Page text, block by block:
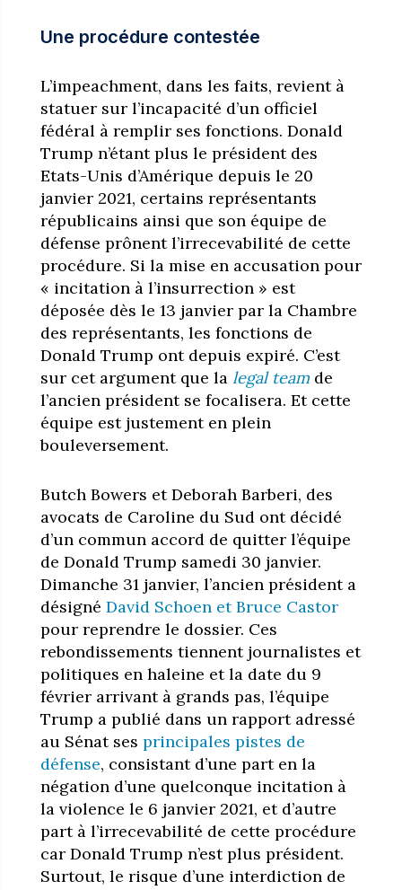
Une procédure contestée
L’impeachment, dans les faits, revient à
statuer sur l’incapacité d’un officiel
fédéral à remplir ses fonctions. Donald
Trump n’étant plus le président des
Etats-Unis d’Amérique depuis le 20
janvier 2021, certains représentants
républicains ainsi que son équipe de
défense prônent l’irrecevabilité de cette
procédure. Si la mise en accusation pour
« incitation à l’insurrection » est
déposée dès le 13 janvier par la Chambre
des représentants, les fonctions de
Donald Trump ont depuis expiré. C’est
sur cet argument que la legal team de
l’ancien président se focalisera. Et cette
équipe est justement en plein
bouleversement.
Butch Bowers et Deborah Barberi, des
avocats de Caroline du Sud ont décidé
d’un commun accord de quitter l’équipe
de Donald Trump samedi 30 janvier.
Dimanche 31 janvier, l’ancien président a
désigné David Schoen et Bruce Castor
pour reprendre le dossier. Ces
rebondissements tiennent journalistes et
politiques en haleine et la date du 9
février arrivant à grands pas, l’équipe
Trump a publié dans un rapport adressé
au Sénat ses principales pistes de
défense, consistant d’une part en la
négation d’une quelconque incitation à
la violence le 6 janvier 2021, et d’autre
part à l’irrecevabilité de cette procédure
car Donald Trump n’est plus président.
Surtout, le risque d’une interdiction de